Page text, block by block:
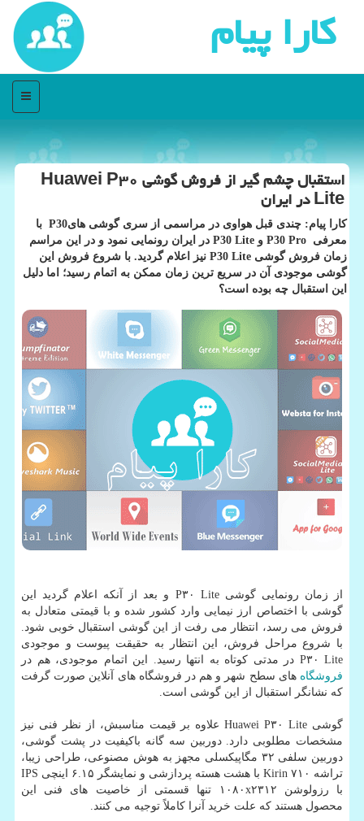
كارا پیام
منو
استقبال چشم گیر از فروش گوشی Huawei P۳۰
Lite در ایران
كارا پیام: چندی قبل هواوی در مراسمی از سری گوشی هایP30 با
معرفی P30 Pro و P30 Lite در ایران رونمایی نمود و در این مراسم
زمان فروش گوشی P30 Lite نیز اعلام گردید. با شروع فروش این
گوشی موجودی آن در سریع ترین زمان ممكن به اتمام رسید؛ اما دلیل
این استقبال چه بوده است؟
از زمان رونمایی گوشی P۳۰ Lite و بعد از آنكه اعلام گردید این
گوشی با اختصاص ارز نیمایی وارد كشور شده و با قیمتی متعادل به
فروش می رسد، انتظار می رفت از این گوشی استقبال خوبی شود.
با شروع مراحل فروش، این انتظار به حقیقت پیوست و موجودی
P۳۰ Lite در مدتی كوتاه به انتها رسید. این اتمام موجودی، هم در
فروشگاه های سطح شهر و هم در فروشگاه های آنلاین صورت گرفت
كه نشانگر استقبال از این گوشی است.
گوشی Huawei P۳۰ Lite علاوه بر قیمت مناسبش، از نظر فنی نیز
مشخصات مطلوبی دارد. دوربین سه گانه باكیفیت در پشت گوشی،
دوربین سلفی ۳۲ مگاپیكسلی مجهز به هوش مصنوعی، طراحی زیبا،
تراشه Kirin ۷۱۰ با هشت هسته پردازشی و نمایشگر ۶.۱۵ اینچی IPS
با رزولوشن ۱۰۸۰x۲۳۱۲ تنها قسمتی از خاصیت های فنی این
محصول هستند كه علت خرید آنرا كاملاً توجیه می كنند.